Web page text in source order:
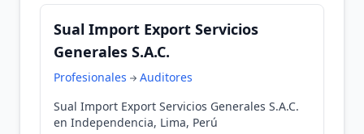
Sual Import Export Servicios
Generales S.A.C.
Profesionales
Auditores
Sual Import Export Servicios Generales S.A.C.
en Independencia, Lima, Perú